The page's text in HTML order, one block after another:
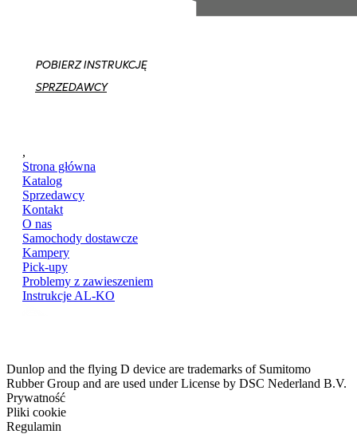
POBIERZ INSTRUKCJĘ
SPRZEDAWCY
,
Strona główna
Katalog
Sprzedawcy
Kontakt
O nas
Samochody dostawcze
Kampery
Pick-upy
Problemy z zawieszeniem
Instrukcje AL-KO
Dunlop and the flying D device are trademarks of Sumitomo
Rubber Group and are used under License by DSC Nederland B.V.
Prywatność
Pliki cookie
Regulamin